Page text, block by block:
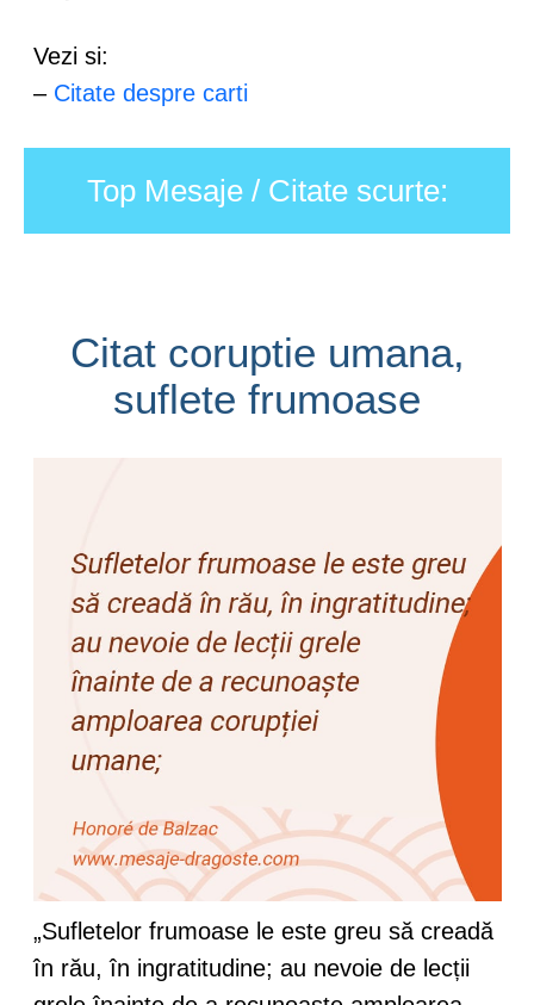
Vezi si:
– Citate despre carti
Top Mesaje / Citate scurte:
Citat coruptie umana,
suflete frumoase
„Sufletelor frumoase le este greu să creadă
în rău, în ingratitudine; au nevoie de lecții